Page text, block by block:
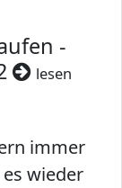
-
lesen
immer
wieder